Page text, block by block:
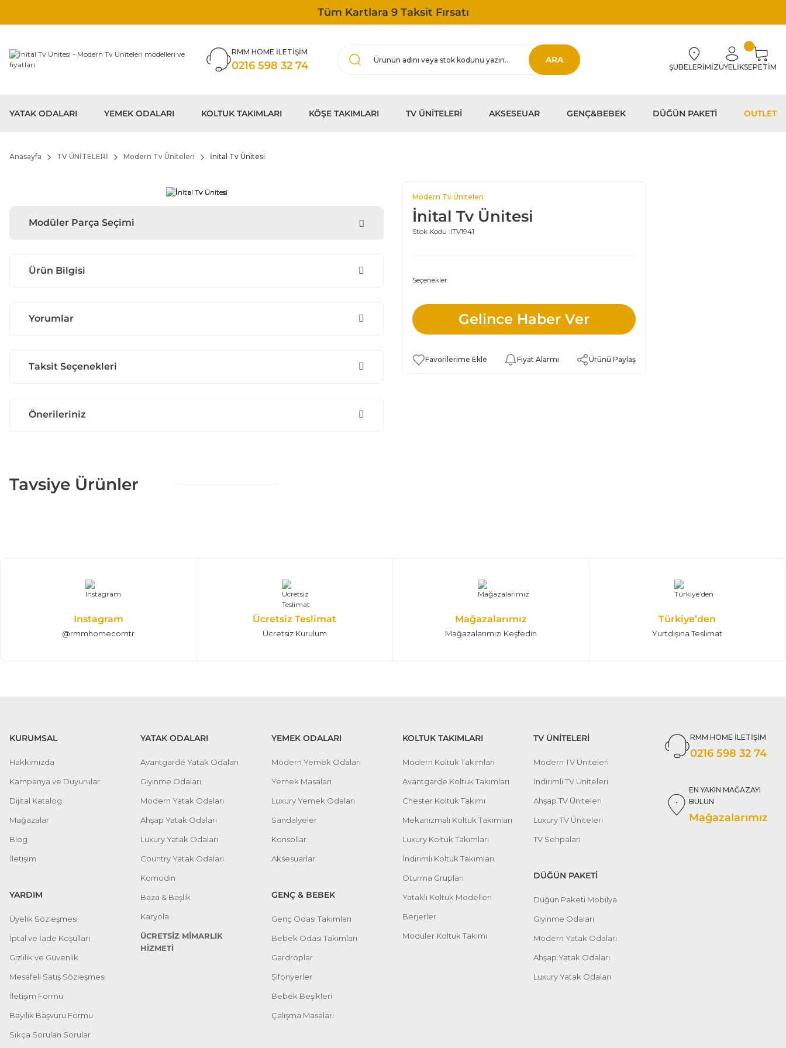
Tüm Kartlara 9 Taksit Fırsatı
RMM HOME İLETİŞİM
0216 598 32 74 ARA
ŞUBELERİMİZÜYELİKSEPETİM
YATAK ODALARI YEMEK ODALARI KOLTUK TAKIMLARI KÖŞE TAKIMLARI TV ÜNİTELERİ AKSESEUAR GENÇ&BEBEK DÜĞÜN PAKETİ OUTLET
Anasayfa TV ÜNİTELERİ Modern Tv Üniteleri İnital Tv Ünitesi
Modüler Parça Seçimi
Ürün Bilgisi
Yorumlar
Taksit Seçenekleri
Önerileriniz
Tavsiye Ürünler
Tv Ünitesi
Modern Tv Üniteleri
İnital Tv Ünitesi
Stok Kodu :ITV1941
Seçenekler
Gelince Haber Ver
Fiyat Alarmı Ürünü Paylaş
Instagram
@rmmhomecomtr
Ücretsiz Teslimat
Ücretsiz Kurulum
Mağazalarımız
Mağazalarımızı Keşfedin
Türkiye’den
Yurtdışına Teslimat
KURUMSAL
Hakkımızda
Kampanya ve Duyurular
Dijital Katalog
Mağazalar
Blog
İletişim
YARDIM
Üyelik Sözleşmesi
İptal ve İade Koşulları
Gizlilik ve Güvenlik
Mesafeli Satış Sözleşmesi
İletişim Formu
Bayilik Başvuru Formu
Sıkça Sorulan Sorular
YATAK ODALARI
Avantgarde Yatak Odaları
Giyinme Odaları
Modern Yatak Odaları
Ahşap Yatak Odaları
Luxury Yatak Odaları
Country Yatak Odaları
Komodin
Baza & Başlık
Karyola
ÜCRETSİZ MİMARLIK
HİZMETİ
YEMEK ODALARI
Modern Yemek Odaları
Yemek Masaları
Luxury Yemek Odaları
Sandalyeler
Konsollar
Aksesuarlar
GENÇ & BEBEK
Genç Odası Takımları
Bebek Odası Takımları
Gardroplar
Şifonyerler
Bebek Beşikleri
Çalışma Masaları
KOLTUK TAKIMLARI
Modern Koltuk Takımları
Avantgarde Koltuk Takımları
Chester Koltuk Takımı
Mekanizmalı Koltuk Takımları
Luxury Koltuk Takımları
İndirimli Koltuk Takımları
Oturma Grupları
Yataklı Koltuk Modelleri
Berjerler
Modüler Koltuk Takımı
TV ÜNİTELERİ
Modern TV Üniteleri
İndirimli TV Üniteleri
Ahşap TV Üniteleri
Luxury TV Üniteleri
TV Sehpaları
DÜĞÜN PAKETİ
Düğün Paketi Mobilya
Giyinme Odaları
Modern Yatak Odaları
Ahşap Yatak Odaları
Luxury Yatak Odaları
RMM HOME İLETİŞİM
0216 598 32 74
EN YAKIN MAĞAZAYI
BULUN
Mağazalarımız